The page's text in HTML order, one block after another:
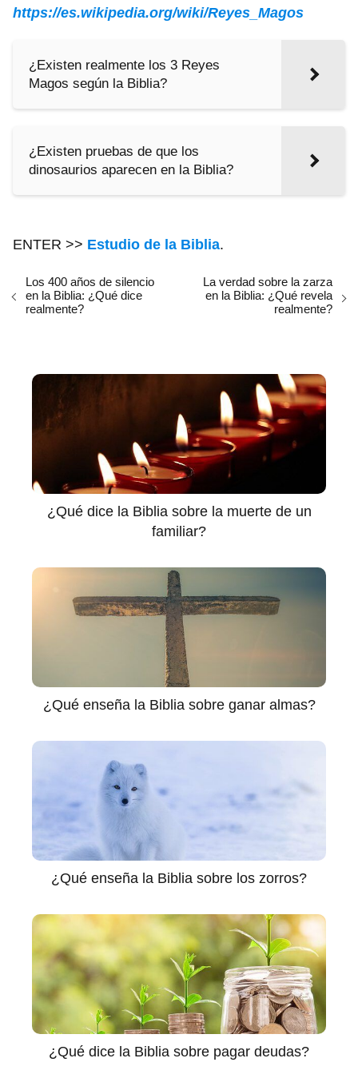
https://es.wikipedia.org/wiki/Reyes_Magos
¿Existen realmente los 3 Reyes
Magos según la Biblia?
¿Existen pruebas de que los
dinosaurios aparecen en la Biblia?
ENTER >> Estudio de la Biblia.
Los 400 años de silencio
en la Biblia: ¿Qué dice
realmente?
La verdad sobre la zarza
en la Biblia: ¿Qué revela
realmente?
¿Qué dice la Biblia sobre la muerte de un
familiar?
¿Qué enseña la Biblia sobre ganar almas?
¿Qué enseña la Biblia sobre los zorros?
¿Qué dice la Biblia sobre pagar deudas?